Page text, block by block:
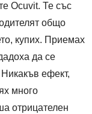
Ocuvit. Те със
общо
купих. Приемах
да се
ефект,
много
отрицателен